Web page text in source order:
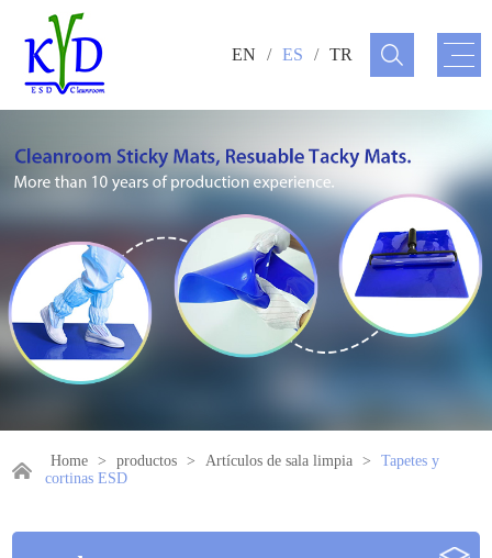
EN / ES / TR
Home > productos > Artículos de sala limpia >
Tapetes y
cortinas ESD